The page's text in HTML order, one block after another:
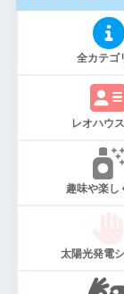
全カテゴ
レオハウ
趣味や楽し
太陽光発電